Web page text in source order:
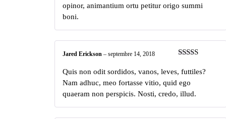
opinor, animantium ortu petitur origo summi
boni.
Jared Erickson – septembre 14, 2018
Quis non odit sordidos, vanos, leves, futtiles?
Nam adhuc, meo fortasse vitio, quid ego
quaeram non perspicis. Nosti, credo, illud.